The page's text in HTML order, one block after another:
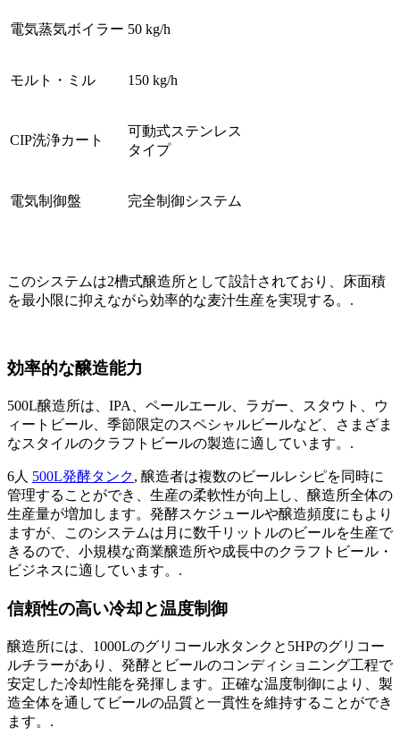
電気蒸気ボイラー 50 kg/h
モルト・ミル 150 kg/h
CIP洗浄カート
可動式ステンレス
タイプ
電気制御盤 完全制御システム
このシステムは2槽式醸造所として設計されており、床面積
を最小限に抑えながら効率的な麦汁生産を実現する。.
効率的な醸造能力
500L醸造所は、IPA、ペールエール、ラガー、スタウト、ウ
ィートビール、季節限定のスペシャルビールなど、さまざま
なスタイルのクラフトビールの製造に適しています。.
6人 500L発酵タンク, 醸造者は複数のビールレシピを同時に
管理することができ、生産の柔軟性が向上し、醸造所全体の
生産量が増加します。発酵スケジュールや醸造頻度にもより
ますが、このシステムは月に数千リットルのビールを生産で
きるので、小規模な商業醸造所や成長中のクラフトビール・
ビジネスに適しています。.
信頼性の高い冷却と温度制御
醸造所には、1000Lのグリコール水タンクと5HPのグリコー
ルチラーがあり、発酵とビールのコンディショニング工程で
安定した冷却性能を発揮します。正確な温度制御により、製
造全体を通してビールの品質と一貫性を維持することができ
ます。.